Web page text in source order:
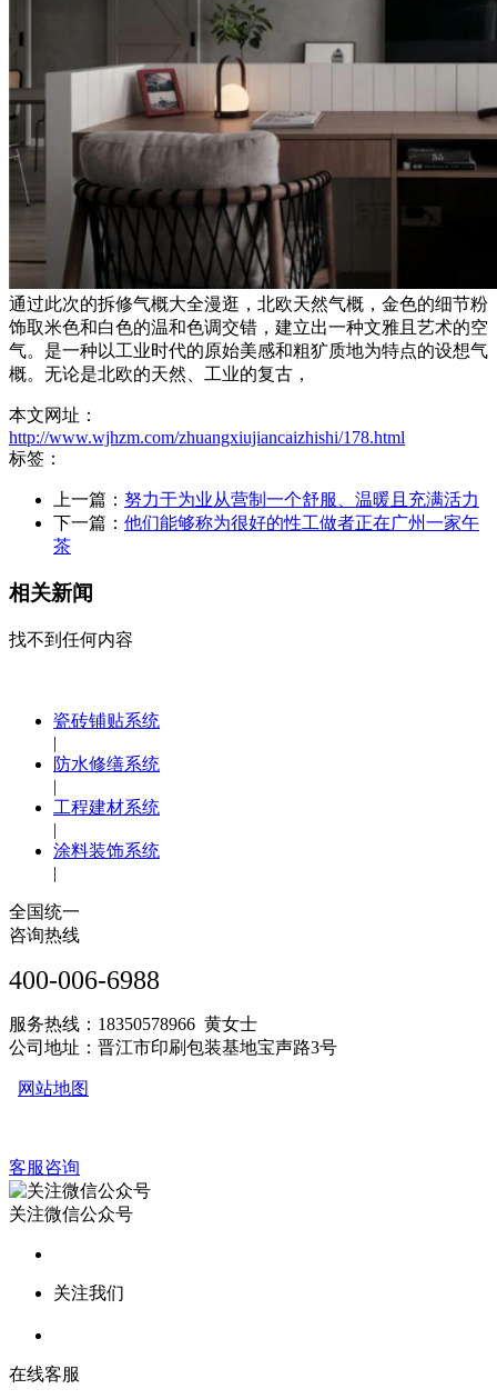
通过此次的拆修气概大全漫逛，北欧天然气概，金色的细节粉
饰取米色和白色的温和色调交错，建立出一种文雅且艺术的空
气。是一种以工业时代的原始美感和粗犷质地为特点的设想气
概。无论是北欧的天然、工业的复古，
本文网址：
http://www.wjhzm.com/zhuangxiujiancaizhishi/178.html
标签：
上一篇： 努力于为业从营制一个舒服、温暖且充满活力
下一篇： 他们能够称为很好的性工做者正在广州一家午
茶
相关新闻
找不到任何内容
瓷砖铺贴系统
|
防水修缮系统
|
工程建材系统
|
涂料装饰系统
|
全国统一
咨询热线
400-006-6988
服务热线：18350578966 黄女士
公司地址：晋江市印刷包装基地宝声路3号
网站地图
客服咨询
关注微信公众号
关注我们
在线客服